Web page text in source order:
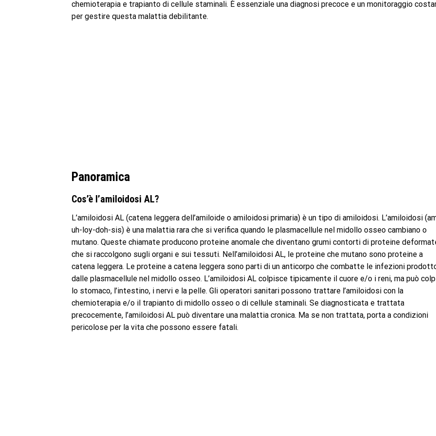
chemioterapia e trapianto di cellule staminali. È essenziale una diagnosi precoce e un monitoraggio
per gestire questa malattia debilitante.
Panoramica
Cos’è l’amiloidosi AL?
L’amiloidosi AL (catena leggera dell’amiloide o amiloidosi primaria) è un tipo di amiloidosi. L’amiloidosi
uh-loy-doh-sis) è una malattia rara che si verifica quando le plasmacellule nel midollo osseo cambiano o
mutano. Queste chiamate producono proteine ​​anomale che diventano grumi contorti di proteine
che si raccolgono sugli organi e sui tessuti. Nell’amiloidosi AL, le proteine ​​che mutano sono proteine ​​a
catena leggera. Le proteine ​​a catena leggera sono parti di un anticorpo che combatte le infezioni
dalle plasmacellule nel midollo osseo. L’amiloidosi AL colpisce tipicamente il cuore e/o i reni, ma può
lo stomaco, l’intestino, i nervi e la pelle. Gli operatori sanitari possono trattare l’amiloidosi con la
chemioterapia e/o il trapianto di midollo osseo o di cellule staminali. Se diagnosticata e trattata
precocemente, l’amiloidosi AL può diventare una malattia cronica. Ma se non trattata, porta a condizioni
pericolose per la vita che possono essere fatali.